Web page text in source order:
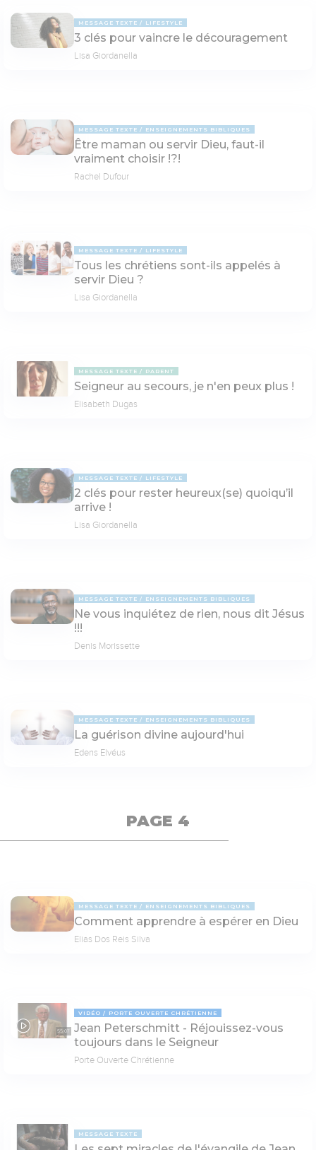
MESSAGE TEXTE LIFESTYLE
3 clés pour vaincre le découragement
Lisa Giordanella
MESSAGE TEXTE ENSEIGNEMENTS BIBLIQUES
Être maman ou servir Dieu, faut-il
vraiment choisir !?!
Rachel Dufour
MESSAGE TEXTE LIFESTYLE
Tous les chrétiens sont-ils appelés à
servir Dieu ?
Lisa Giordanella
MESSAGE TEXTE PARENT
Seigneur au secours, je n'en peux plus !
Elisabeth Dugas
MESSAGE TEXTE LIFESTYLE
2 clés pour rester heureux(se) quoiqu’il
arrive !
Lisa Giordanella
MESSAGE TEXTE ENSEIGNEMENTS BIBLIQUES
Ne vous inquiétez de rien, nous dit Jésus
!!!
Denis Morissette
MESSAGE TEXTE ENSEIGNEMENTS BIBLIQUES
La guérison divine aujourd'hui
Edens Elvéus
PAGE 4
MESSAGE TEXTE ENSEIGNEMENTS BIBLIQUES
Comment apprendre à espérer en Dieu
Elias Dos Reis Silva
55:07
VIDÉO PORTE OUVERTE CHRÉTIENNE
Jean Peterschmitt - Réjouissez-vous
toujours dans le Seigneur
Porte Ouverte Chrétienne
MESSAGE TEXTE